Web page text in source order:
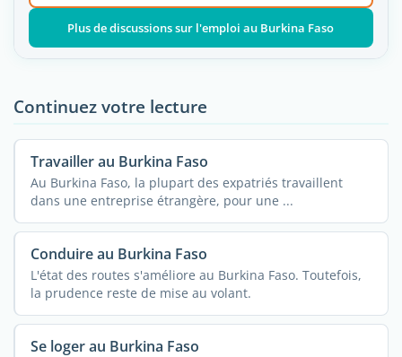
Plus de discussions sur l'emploi au Burkina Faso
Continuez votre lecture
Travailler au Burkina Faso
Au Burkina Faso, la plupart des expatriés travaillent
dans une entreprise étrangère, pour une ...
Conduire au Burkina Faso
L'état des routes s'améliore au Burkina Faso. Toutefois,
la prudence reste de mise au volant.
Se loger au Burkina Faso